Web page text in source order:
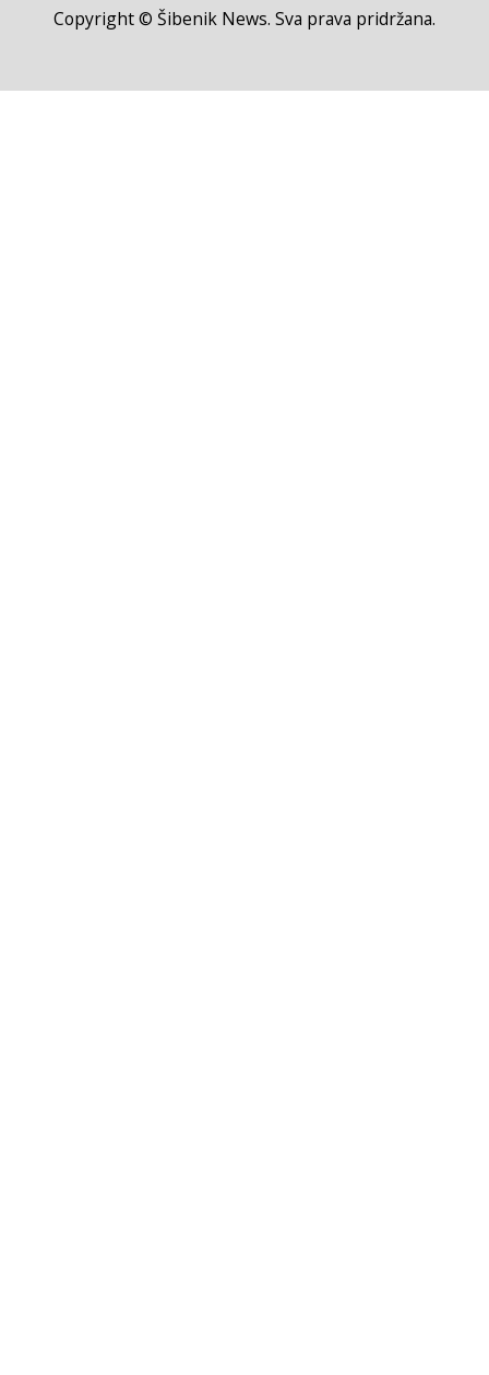
Copyright © Šibenik News. Sva prava pridržana.